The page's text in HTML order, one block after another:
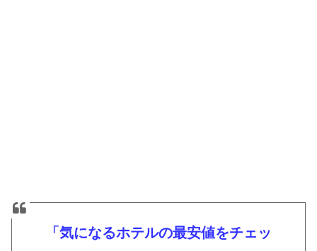
「気になるホテルの最安値をチェッ